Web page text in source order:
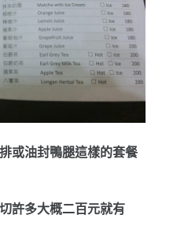
或油封鴨腿這樣的套餐
許多大概二百元就有